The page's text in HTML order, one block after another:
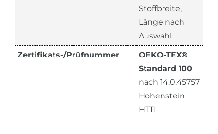
Stoffbreite,
Länge nach
Auswahl
Zertifikats-/Prüfnummer
OEKO-TEX®
Standard 100
nach 14.0.45757
Hohenstein
HTTI